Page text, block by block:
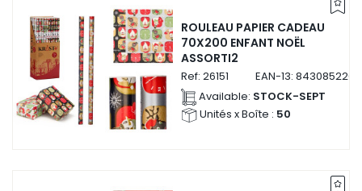
ROULEAU PAPIER CADEAU
70X200 ENFANT NOËL
ASSORTI2
Ref: 26151 EAN-13:
Available: STOCK-SEPT
Unités x Boîte : 50